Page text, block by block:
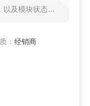
以及模块状态和
MMS6000模块
：经销商